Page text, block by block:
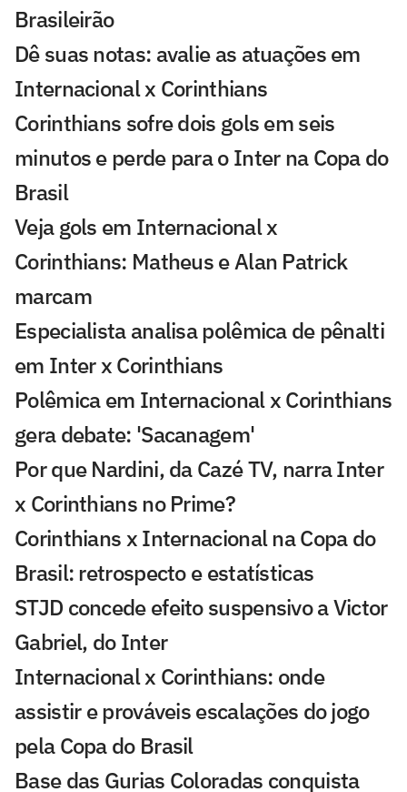
Brasileirão
Dê suas notas: avalie as atuações em
Internacional x Corinthians
Corinthians sofre dois gols em seis
minutos e perde para o Inter na Copa do
Brasil
Veja gols em Internacional x
Corinthians: Matheus e Alan Patrick
marcam
Especialista analisa polêmica de pênalti
em Inter x Corinthians
Polêmica em Internacional x Corinthians
gera debate: 'Sacanagem'
Por que Nardini, da Cazé TV, narra Inter
x Corinthians no Prime?
Corinthians x Internacional na Copa do
Brasil: retrospecto e estatísticas
STJD concede efeito suspensivo a Victor
Gabriel, do Inter
Internacional x Corinthians: onde
assistir e prováveis escalações do jogo
pela Copa do Brasil
Base das Gurias Coloradas conquista